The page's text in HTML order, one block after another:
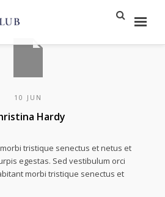
10 JUN
Hardy
tristique senectus et netus et
egestas. Sed vestibulum orci
morbi tristique senectus et